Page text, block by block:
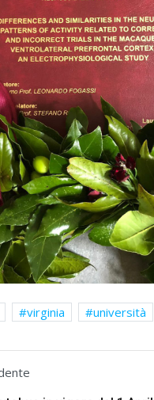
virginia università